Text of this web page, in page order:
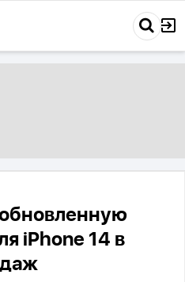
iPhone 14 в